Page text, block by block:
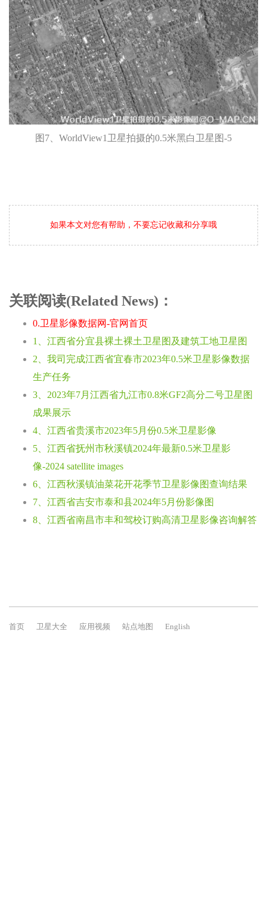
图7、WorldView1卫星拍摄的0.5米黑白卫星图-5
如果本文对您有帮助，不要忘记收藏和分享哦
关联阅读(Related News)：
0.卫星影像数据网-官网首页
1、江西省分宜县裸土裸土卫星图及建筑工地卫星图
2、我司完成江西省宜春市2023年0.5米卫星影像数据
生产任务
3、2023年7月江西省九江市0.8米GF2高分二号卫星图
成果展示
4、江西省贵溪市2023年5月份0.5米卫星影像
5、江西省抚州市秋溪镇2024年最新0.5米卫星影
像-2024 satellite images
6、江西秋溪镇油菜花开花季节卫星影像图查询结果
7、江西省吉安市泰和县2024年5月份影像图
8、江西省南昌市丰和驾校订购高清卫星影像咨询解答
首页 卫星大全 应用视频 站点地图 English